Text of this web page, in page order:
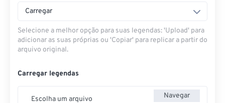
Carregar
Selecione a melhor opção para suas legendas: 'Upload' para
adicionar as suas próprias ou 'Copiar' para replicar a partir do
arquivo original.
Carregar legendas
Escolha um arquivo Navegar